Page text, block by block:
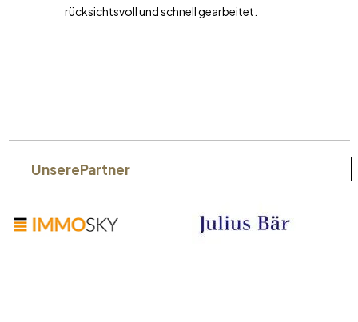
rücksichtsvoll und schnell gearbeitet.
UnserePartner